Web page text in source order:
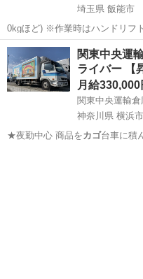
埼玉県 飯能市
0kgほど) ※作業時はハンドリフ
空調完備…
埼玉 飯能市 その他
関東中央運
ライバー 【
月給330,000
関東中央運輸
神奈川県 横浜市
★夜勤中心 商品をカゴ台車に積